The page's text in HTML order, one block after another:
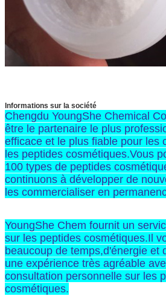
Informations sur la société
Chengdu YoungShe Chemical
être le partenaire le plus
efficace et le plus fiable pour les
les peptides cosmétiques.Vous
100 types de peptides
continuons à développer de
les commercialiser en
YoungShe Chem fournit un
sur les peptides cosmétiques.Il
beaucoup de temps,d'énergie et
une expérience très agréable
consultation personnelle sur les
cosmétiques.